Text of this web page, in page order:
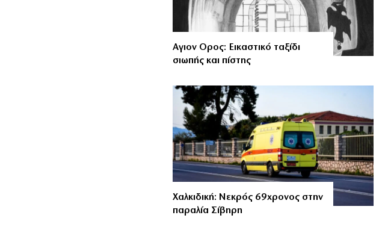
Αγιον Ορος: Εικαστικό ταξίδι
σιωπής και πίστης
Χαλκιδική: Νεκρός 69χρονος στην
παραλία Σίβηρη